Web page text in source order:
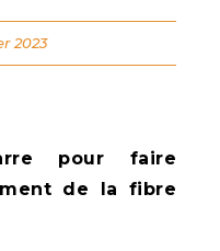
pour faire
de la fibre
2023